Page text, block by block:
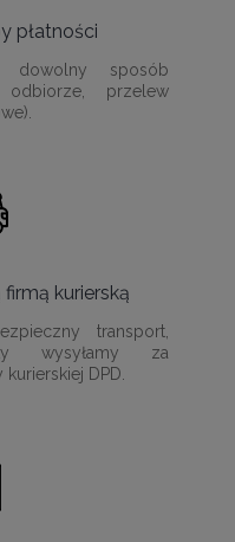
płatności
dowolny sposób
odbiorze, przelew
kurierską
transport,
wysyłamy za
DPD.